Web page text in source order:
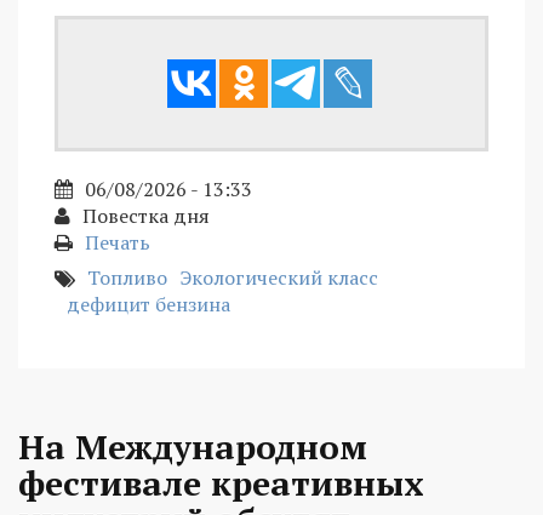
06/08/2026 - 13:33
Повестка дня
Печать
Топливо Экологический класс
дефицит бензина
На Международном
фестивале креативных